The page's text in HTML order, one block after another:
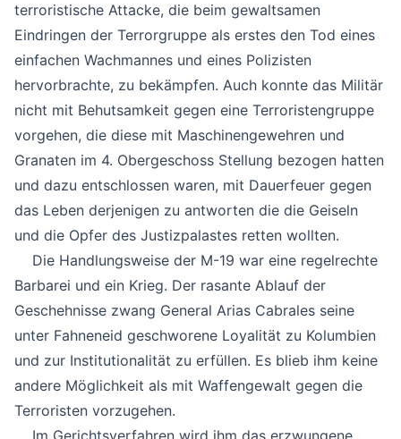
terroristische Attacke, die beim gewaltsamen
Eindringen der Terrorgruppe als erstes den Tod eines
einfachen Wachmannes und eines Polizisten
hervorbrachte, zu bekämpfen. Auch konnte das Militär
nicht mit Behutsamkeit gegen eine Terroristengruppe
vorgehen, die diese mit Maschinengewehren und
Granaten im 4. Obergeschoss Stellung bezogen hatten
und dazu entschlossen waren, mit Dauerfeuer gegen
das Leben derjenigen zu antworten die die Geiseln
und die Opfer des Justizpalastes retten wollten.
Die Handlungsweise der M-19 war eine regelrechte
Barbarei und ein Krieg. Der rasante Ablauf der
Geschehnisse zwang General Arias Cabrales seine
unter Fahneneid geschworene Loyalität zu Kolumbien
und zur Institutionalität zu erfüllen. Es blieb ihm keine
andere Möglichkeit als mit Waffengewalt gegen die
Terroristen vorzugehen.
Im Gerichtsverfahren wird ihm das erzwungene